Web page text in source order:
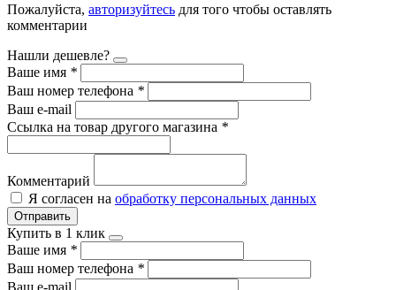
Пожалуйста, авторизуйтесь для того чтобы оставлять
комментарии
Нашли дешевле?
Ваше имя *
Ваш номер телефона *
Ваш e-mail
Ссылка на товар другого магазина *
Комментарий
Я согласен на обработку персональных данных
Отправить
Купить в 1 клик
Ваше имя *
Ваш номер телефона *
Ваш e-mail